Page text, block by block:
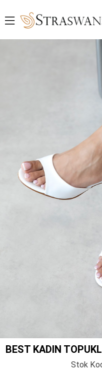
BEST KADIN
Stok